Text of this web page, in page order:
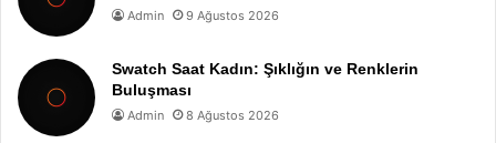
Admin 9 Ağustos 2026
Swatch Saat Kadın: Şıklığın ve Renklerin
Buluşması
Admin 8 Ağustos 2026